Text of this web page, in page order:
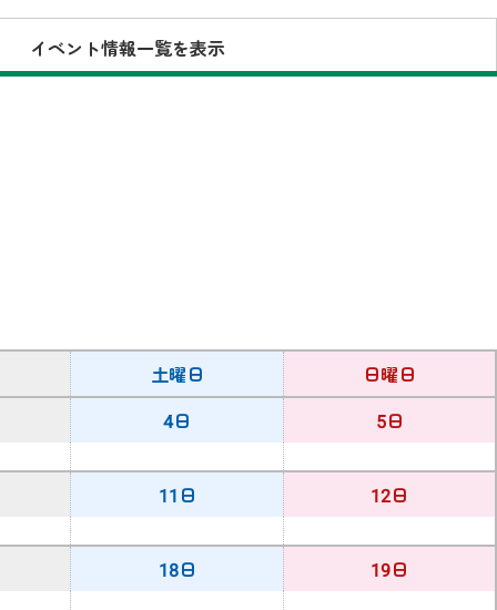
イベント情報一覧を表示
土曜日
日曜日
4日 5日
11日 12日
18日 19日